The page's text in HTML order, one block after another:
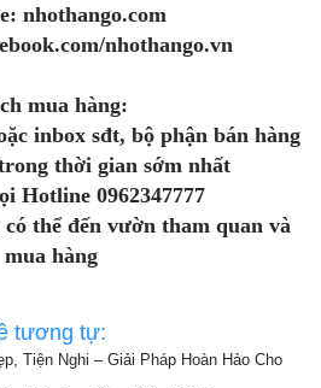
nhothango.com
nhothango.vn
mua hàng:
inbox sđt, bộ phận bán hàng
thời gian sớm nhất
Hotline 0962347777
thể đến vườn tham quan và
mua hàng
tương tự:
Tiện Nghi – Giải Pháp Hoàn Hảo Cho